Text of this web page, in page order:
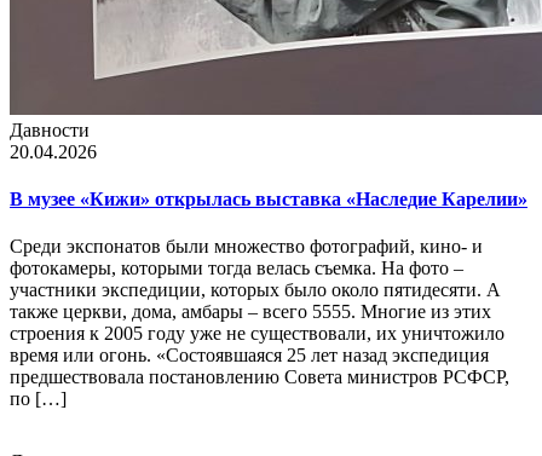
Давности
20.04.2026
В музее «Кижи» открылась выставка «Наследие Карелии»
Среди экспонатов были множество фотографий, кино- и
фотокамеры, которыми тогда велась съемка. На фото –
участники экспедиции, которых было около пятидесяти. А
также церкви, дома, амбары – всего 5555. Многие из этих
строения к 2005 году уже не существовали, их уничтожило
время или огонь. «Состоявшаяся 25 лет назад экспедиция
предшествовала постановлению Совета министров РСФСР,
по […]